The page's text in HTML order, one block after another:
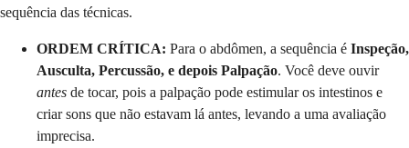
sequência das técnicas.
ORDEM CRÍTICA: Para o abdômen, a sequência é Inspeção,
Ausculta, Percussão, e depois Palpação. Você deve ouvir
antes de tocar, pois a palpação pode estimular os intestinos e
criar sons que não estavam lá antes, levando a uma avaliação
imprecisa.